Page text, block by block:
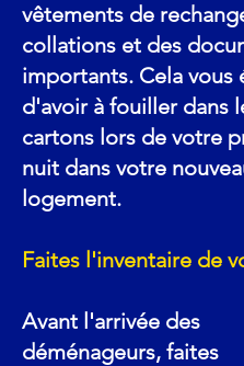
vêtements de
collations et des
importants. Cela vous
d'avoir à fouiller dans
cartons lors de votre
nuit dans votre
logement.
Faites l'inventaire de
Avant l'arrivée des
déménageurs, faites